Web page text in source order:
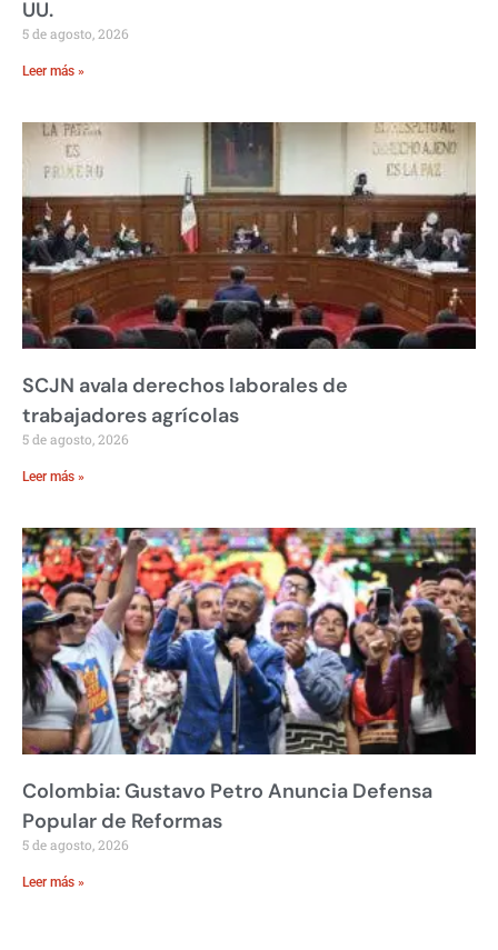
UU.
5 de agosto, 2026
Leer más »
SCJN avala derechos laborales de
trabajadores agrícolas
5 de agosto, 2026
Leer más »
Colombia: Gustavo Petro Anuncia Defensa
Popular de Reformas
5 de agosto, 2026
Leer más »